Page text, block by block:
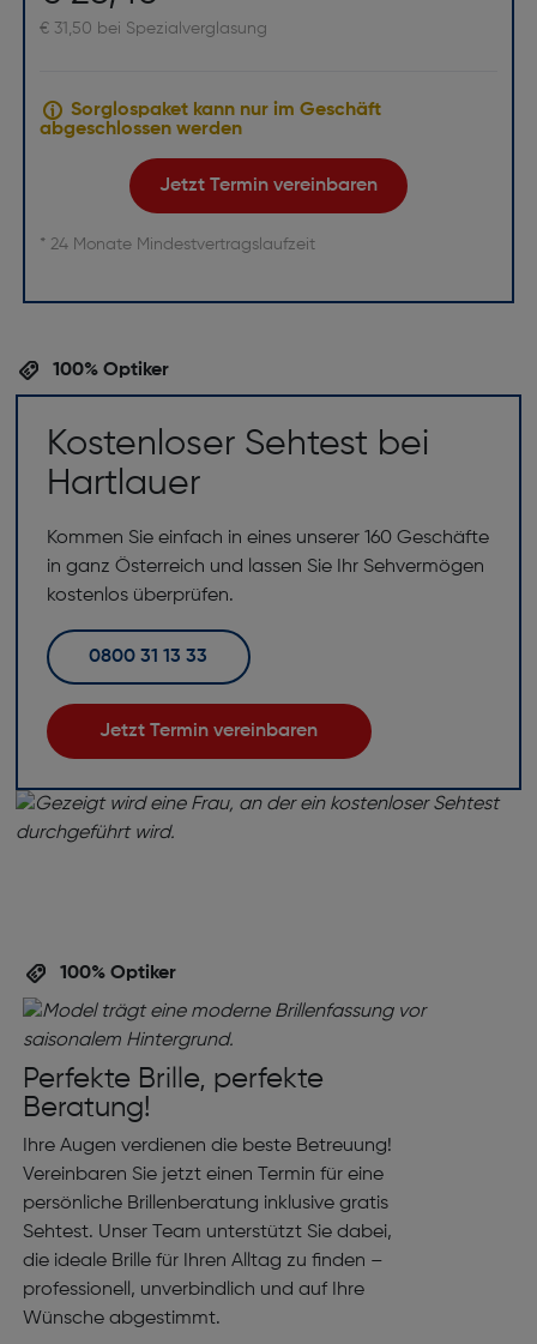
€ 31,50 bei Spezialverglasung
Sorglospaket kann nur im Geschäft
abgeschlossen werden
Jetzt Termin vereinbaren
* 24 Monate Mindestvertragslaufzeit
100% Optiker
Kostenloser Sehtest bei
Hartlauer
Kommen Sie einfach in eines unserer 160 Geschäfte
in ganz Österreich und lassen Sie Ihr Sehvermögen
kostenlos überprüfen.
0800 31 13 33
Jetzt Termin vereinbaren
100% Optiker
Perfekte Brille, perfekte
Beratung!
Ihre Augen verdienen die beste Betreuung!
Vereinbaren Sie jetzt einen Termin für eine
persönliche Brillenberatung inklusive gratis
Sehtest. Unser Team unterstützt Sie dabei,
die ideale Brille für Ihren Alltag zu finden –
professionell, unverbindlich und auf Ihre
Wünsche abgestimmt.